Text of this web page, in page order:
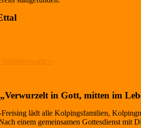
»
„Verwurzelt in Gott, mitten im
lädt alle Kolpingsfamilien,
einem gemeinsamen Gottesdienst mit